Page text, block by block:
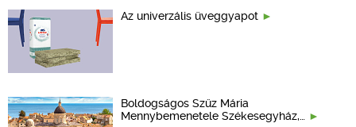
Az univerzális üveggyapot
Boldogságos Szűz Mária
Mennybemenetele Székesegyház,…